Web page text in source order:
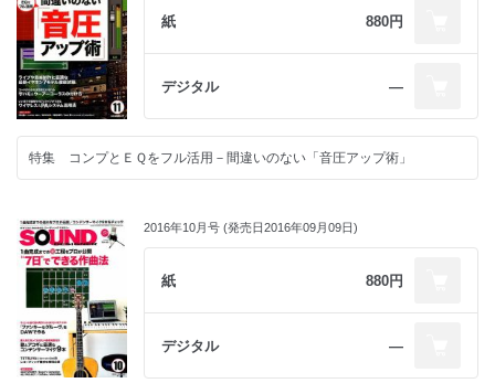
紙 880円
デジタル ―
特集 コンプとＥＱをフル活用－間違いのない「音圧アップ術」
2016年10月号 (発売日2016年09月09日)
紙 880円
デジタル ―